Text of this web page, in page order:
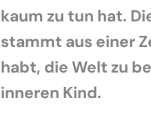
kaum zu tun hat.
stammt aus einer
habt, die Welt zu
inneren Kind.